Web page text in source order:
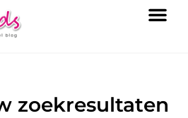
zoekresultaten